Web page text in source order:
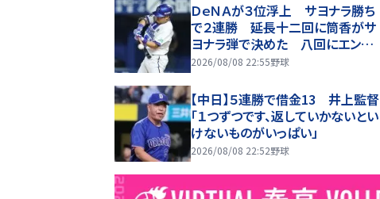
ＤｅＮＡが３位浮上 サヨナラ勝ち
で２連勝 延長十二回に筒香がサ
ヨナラ弾で決めた 八回にエンカ
ーナシオンが同点ソロ 馬場が移
2026/08/08 22:55野球
【中日】５連勝で借金13 井上監督
「１つずつです、返していかないとい
けないものがいっぱい」
2026/08/08 22:52野球